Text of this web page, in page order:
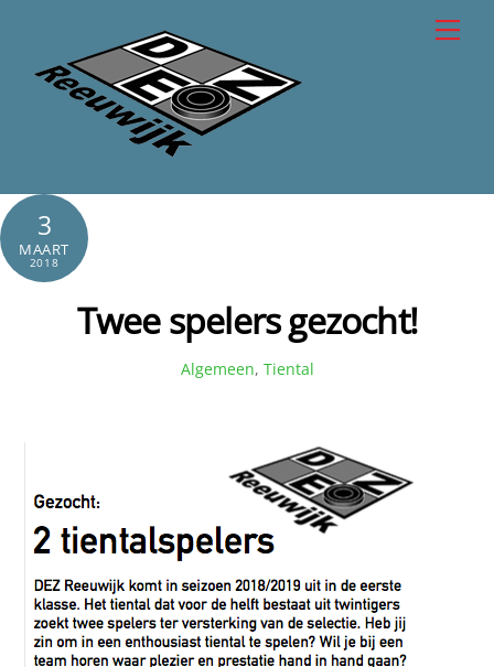
content
3
MAART
2018
Twee spelers gezocht!
Algemeen, Tiental